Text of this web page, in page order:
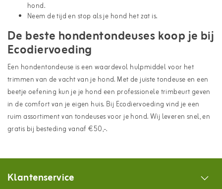
hond.
Neem de tijd en stop als je hond het zat is.
De beste hondentondeuses koop je bij
Ecodiervoeding
Een hondentondeuse is een waardevol hulpmiddel voor het
trimmen van de vacht van je hond. Met de juiste tondeuse en een
beetje oefening kun je je hond een professionele trimbeurt geven
in de comfort van je eigen huis. Bij Ecodiervoeding vind je een
ruim assortiment van tondeuses voor je hond. Wij leveren snel, en
gratis bij besteding vanaf €50,-.
Klantenservice